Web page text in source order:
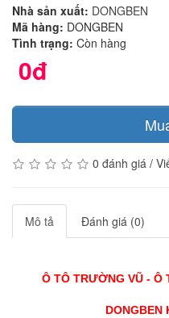
Nhà sản xuất: DONGBEN
Mã hàng: DONGBEN
Tình trạng: Còn hàng
0đ
0 đánh giá /
Mô tả Đánh giá (0)
Ô TÔ TRƯỜNG VŨ - Ô
DONGBEN